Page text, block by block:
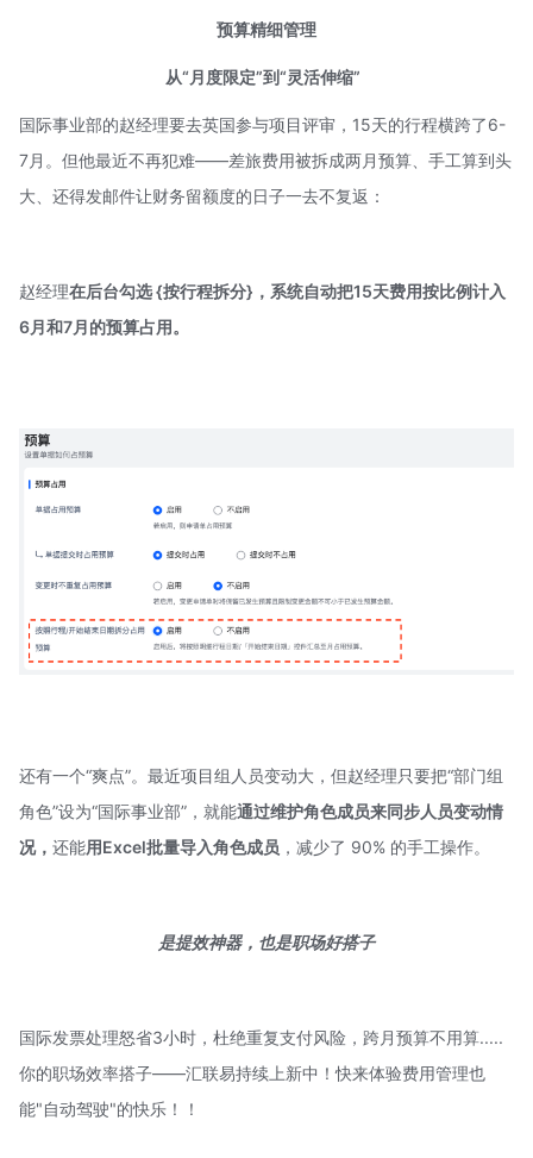
预算精细管理
从“月度限定”到“灵活伸缩”
国际事业部的赵经理要去英国参与项目评审，15天的行程横跨了6-
7月。但他最近不再犯难——差旅费用被拆成两月预算、手工算到头
大、还得发邮件让财务留额度的日子一去不复返：
赵经理在后台勾选 {按行程拆分}，系统自动把15天费用按比例计入
6月和7月的预算占用。
还有一个“爽点”。最近项目组人员变动大，但赵经理只要把“部门组
角色”设为“国际事业部”，就能通过维护角色成员来同步人员变动情
况， 还能用Excel批量导入角色成员 ，减少了 90% 的手工操作。
是提效神器， 也是职场好搭子
国际发票处理怒省3小时，杜绝重复支付风险，跨月预算不用算.....
你的职场效率搭子——汇联易持续上新中！快来体验费用管理也
能"自动驾驶"的快乐！！